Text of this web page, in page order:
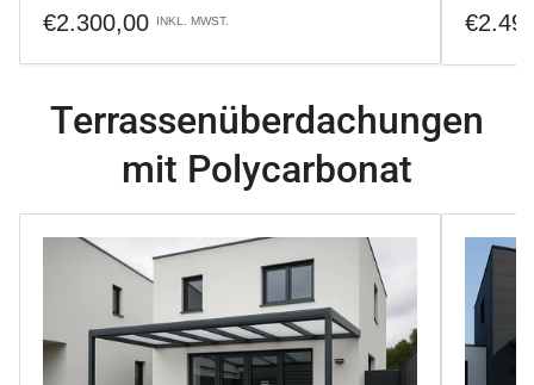
Normaler
€2.300,00 INKL. MWST.
Terrassenüberdachungen
mit Polycarbonat